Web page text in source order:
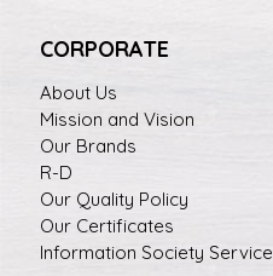
CORPORATE
About Us
Mission and Vision
Our Brands
R-D
Our Quality Policy
Our Certificates
Information Society Service